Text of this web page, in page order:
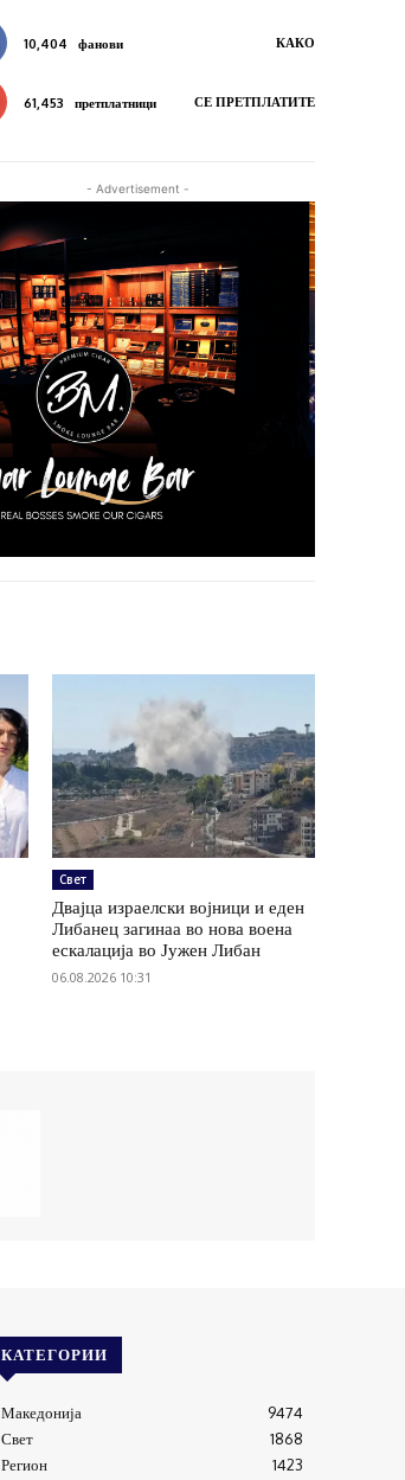
10,404 фанови КАКО
61,453 претплатници СЕ ПРЕТПЛАТИТЕ
- Advertisement -
Свет
Двајца израелски војници и еден
Либанец загинаа во нова воена
ескалација во Јужен Либан
06.08.2026 10:31
КАТЕГОРИИ
Македонија
9474
Свет
1868
Регион
1423